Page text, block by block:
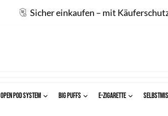
Sicher einkaufen – mit
OPEN POD SYSTEM BIG PUFFS E-ZIGARETTE